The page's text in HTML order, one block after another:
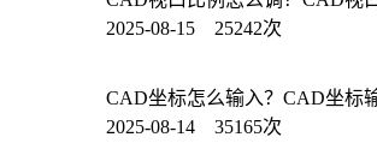
2025-08-15 25242次
CAD坐标怎么输入？CAD坐标
2025-08-14 35165次